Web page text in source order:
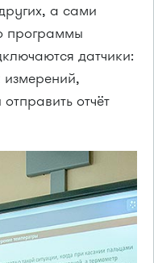
а сами
программы
датчики:
отчёт